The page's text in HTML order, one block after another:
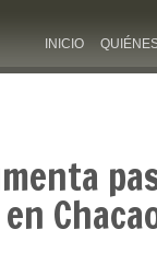
INICIO